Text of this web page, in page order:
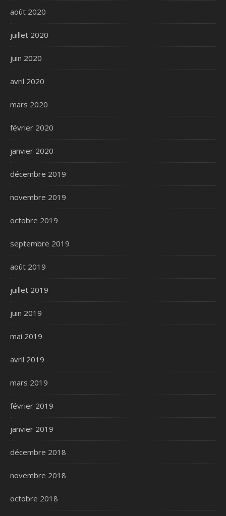
août 2020
juillet 2020
juin 2020
avril 2020
mars 2020
février 2020
janvier 2020
décembre 2019
novembre 2019
octobre 2019
septembre 2019
août 2019
juillet 2019
juin 2019
mai 2019
avril 2019
mars 2019
février 2019
janvier 2019
décembre 2018
novembre 2018
octobre 2018